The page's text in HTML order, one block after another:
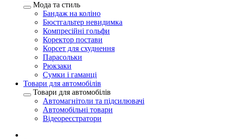
Мода та стиль
Бандаж на коліно
Бюстгальтер невидимка
Компресійні гольфи
Коректор постави
Корсет для схуднення
Парасольки
Рюкзаки
Сумки і гаманці
Товари для автомобілів
Товари для автомобілів
Автомагнітоли та підсилювачі
Автомобільні товари
Відеореєстратори